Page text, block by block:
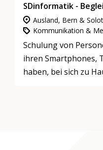
SDinformatik -
Schulung von
ihren Smartphones,
haben, bei sich zu